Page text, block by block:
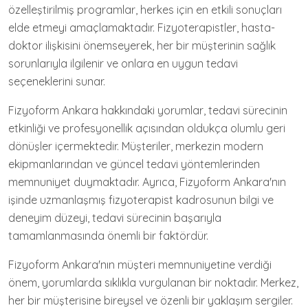
özelleştirilmiş programlar, herkes için en etkili sonuçları
elde etmeyi amaçlamaktadır. Fizyoterapistler, hasta-
doktor ilişkisini önemseyerek, her bir müşterinin sağlık
sorunlarıyla ilgilenir ve onlara en uygun tedavi
seçeneklerini sunar.
Fizyoform Ankara hakkındaki yorumlar, tedavi sürecinin
etkinliği ve profesyonellik açısından oldukça olumlu geri
dönüşler içermektedir. Müşteriler, merkezin modern
ekipmanlarından ve güncel tedavi yöntemlerinden
memnuniyet duymaktadır. Ayrıca, Fizyoform Ankara'nın
işinde uzmanlaşmış fizyoterapist kadrosunun bilgi ve
deneyim düzeyi, tedavi sürecinin başarıyla
tamamlanmasında önemli bir faktördür.
Fizyoform Ankara'nın müşteri memnuniyetine verdiği
önem, yorumlarda sıklıkla vurgulanan bir noktadır. Merkez,
her bir müşterisine bireysel ve özenli bir yaklaşım sergiler.